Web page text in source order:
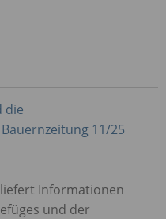
die
11/25
Informationen
und der